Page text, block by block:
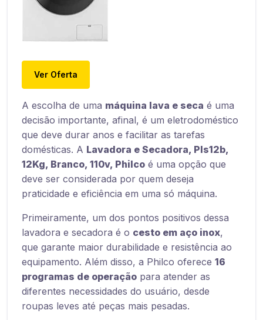
Ver Oferta
A escolha de uma máquina lava e seca é uma
decisão importante, afinal, é um eletrodoméstico
que deve durar anos e facilitar as tarefas
domésticas. A Lavadora e Secadora, Pls12b,
12Kg, Branco, 110v, Philco é uma opção que
deve ser considerada por quem deseja
praticidade e eficiência em uma só máquina.
Primeiramente, um dos pontos positivos dessa
lavadora e secadora é o cesto em aço inox,
que garante maior durabilidade e resistência ao
equipamento. Além disso, a Philco oferece 16
programas de operação para atender as
diferentes necessidades do usuário, desde
roupas leves até peças mais pesadas.